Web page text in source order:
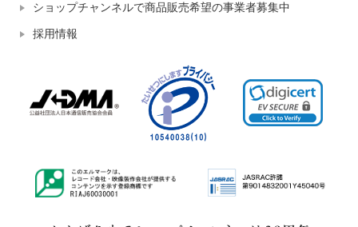
ショップチャンネルで商品販売希望の事業者募集中
採用情報